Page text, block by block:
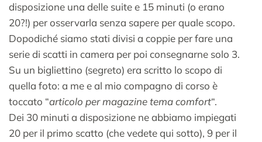
disposizione una delle suite e 15 minuti (o erano
20?!) per osservarla senza sapere per quale scopo.
Dopodiché siamo stati divisi a coppie per fare una
serie di scatti in camera per poi consegnarne solo 3.
Su un bigliettino (segreto) era scritto lo scopo di
quella foto: a me e al mio compagno di corso è
toccato “articolo per magazine tema comfort“.
Dei 30 minuti a disposizione ne abbiamo impiegati
20 per il primo scatto (che vedete qui sotto), 9 per il